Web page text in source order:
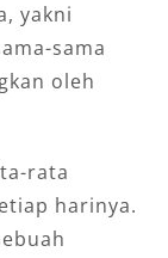
yakni
sama
oleh
rata
harinya.